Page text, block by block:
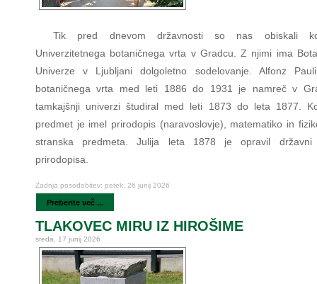
Tik pred dnevom državnosti so nas obiskali
Univerzitetnega botaničnega vrta v Gradcu. Z njimi ima
Univerze v Ljubljani dolgoletno sodelovanje. Alfonz
botaničnega vrta med leti 1886 do 1931 je namreč v
tamkajšnji univerzi študiral med leti 1873 do leta 1877.
predmet je imel prirodopis (naravoslovje), matematiko in
stranska predmeta. Julija leta 1878 je opravil
prirodopisa.
Zadnja posodobitev: petek, 26 junij 2026
Preberite več ...
TLAKOVEC MIRU IZ HIROŠIME
sreda, 17 junij 2026